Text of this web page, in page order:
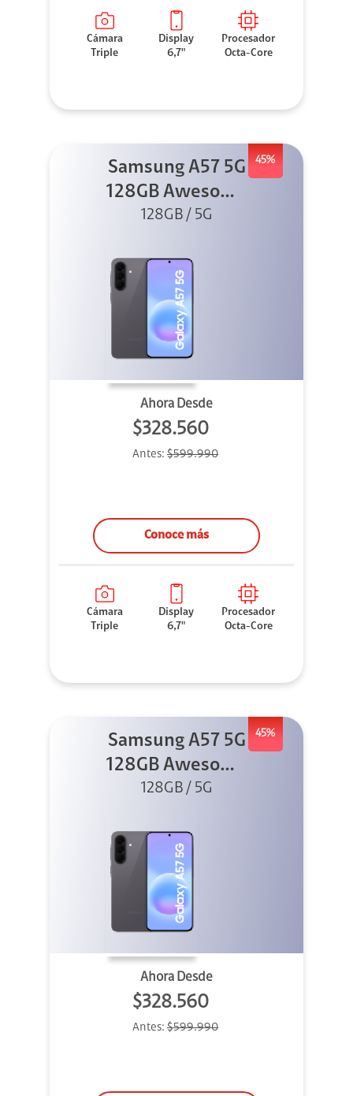
Cámara
Triple
Display
6,7"
Procesador
Octa-Core
45%
Samsung A57 5G
128GB Awesome
Gray
128GB / 5G
Ahora Desde
$328.560
Antes: $599.990
Conoce más
Cámara
Triple
Display
6,7"
Procesador
Octa-Core
45%
Samsung A57 5G
128GB Awesome
Gray
128GB / 5G
Ahora Desde
$328.560
Antes: $599.990